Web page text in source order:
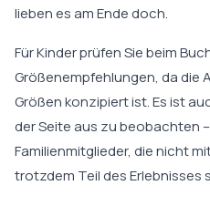
lieben es am Ende doch.
Für Kinder prüfen Sie beim
Größenempfehlungen, da die
Größen konzipiert ist. Es ist
der Seite aus zu beobachten
Familienmitglieder, die nicht
trotzdem Teil des Erlebnisses